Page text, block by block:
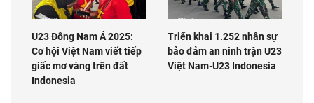
U23 Đông Nam Á 2025:
Cơ hội Việt Nam viết tiếp
giấc mơ vàng trên đất
Indonesia
Triển khai 1.252 nhân sự
bảo đảm an ninh trận U23
Việt Nam-U23 Indonesia